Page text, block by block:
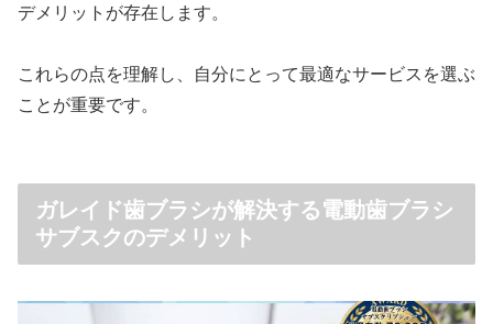
デメリットが存在します。
これらの点を理解し、自分にとって最適なサービスを選ぶ
ことが重要です。
ガレイド歯ブラシが解決する電動歯ブラシ
サブスクのデメリット